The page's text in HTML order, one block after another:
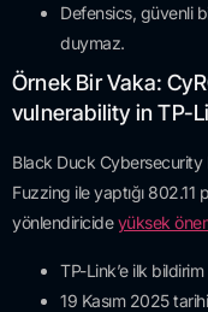
Defensics, güvenli
duymaz.
Örnek Bir Vaka:
vulnerability in TP-
Black Duck Cybersecurity
Fuzzing ile yaptığı
yönlendiricideyüksek
TP-Link’e ilk
19 Kasım 2025